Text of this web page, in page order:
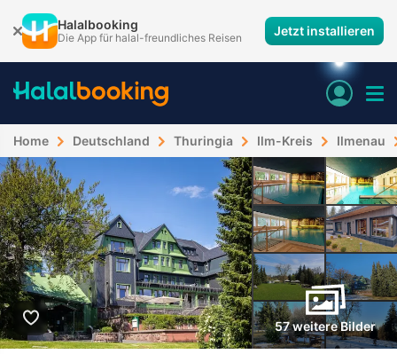
Halalbooking
Die App für halal-freundliches Reisen Jetzt installieren
Home Deutschland Thuringia Ilm-Kreis Ilmenau
57 weitere Bilder